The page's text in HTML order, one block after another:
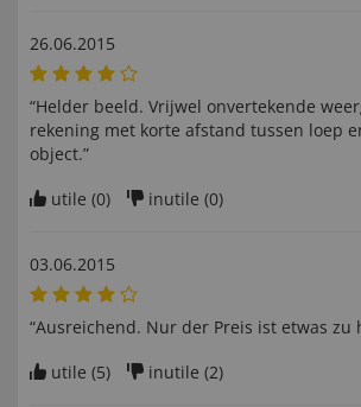
26.06.2015
“Helder beeld. Vrijwel onvertekende
rekening met korte afstand tussen loep
object.”
utile (0) inutile (0)
03.06.2015
“Ausreichend. Nur der Preis ist etwas zu
utile (5) inutile (2)